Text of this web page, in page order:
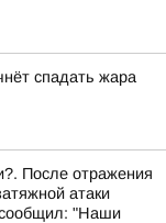
спадать жара
После отражения
атаки
сообщил: "Наши